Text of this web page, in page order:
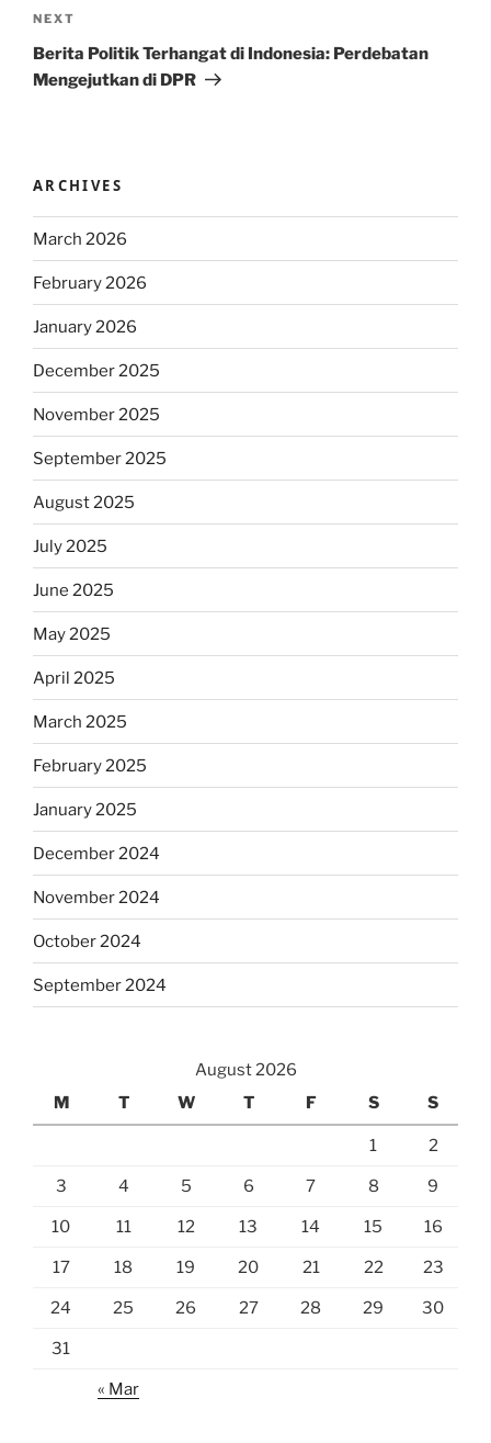
Next
Post
NEXT
Berita Politik Terhangat di Indonesia: Perdebatan
Mengejutkan di DPR
ARCHIVES
March 2026
February 2026
January 2026
December 2025
November 2025
September 2025
August 2025
July 2025
June 2025
May 2025
April 2025
March 2025
February 2025
January 2025
December 2024
November 2024
October 2024
September 2024
August 2026
M
T W T F S S
1 2
3 4 5 6 7 8 9
10 11 12 13 14 15 16
17 18 19 20 21 22 23
24 25 26 27 28 29 30
31
« Mar